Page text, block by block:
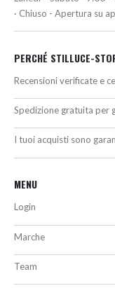
· Chiuso - Apertura su
PERCHÉ STILLUCE-
Recensioni verificate e
Spedizione gratuita per
I tuoi acquisti sono
MENU
Login
Marche
Team